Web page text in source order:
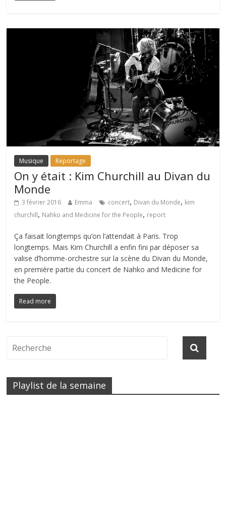
Musique Reportage
On y était : Kim Churchill au Divan du
Monde
3 février 2016 Emma concert, Divan du Monde, kim
churchill, Nahko and Medicine for the People, report
Ça faisait longtemps qu’on l’attendait à Paris. Trop
longtemps. Mais Kim Churchill a enfin fini par déposer sa
valise d’homme-orchestre sur la scène du Divan du Monde,
en première partie du concert de Nahko and Medicine for
the People.
Read more
Playlist de la semaine